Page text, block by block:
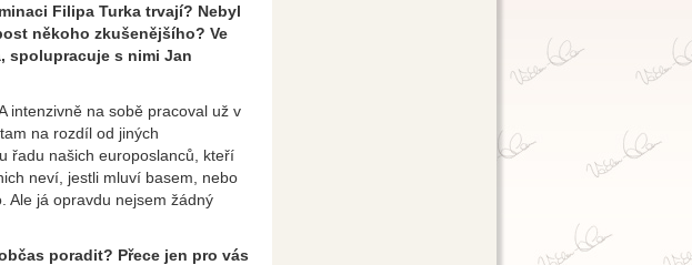
Filipa Turka trvají? Nebyl
někoho zkušenějšího? Ve
spolupracuje s nimi Jan
intenzivně na sobě pracoval už v
na rozdíl od jiných
řadu našich europoslanců, kteří
neví, jestli mluví basem, nebo
Ale já opravdu nejsem žádný
poradit? Přece jen pro vás